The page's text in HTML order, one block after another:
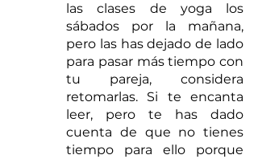
las clases de yoga los
sábados por la mañana,
pero las has dejado de lado
para pasar más tiempo con
tu pareja, considera
retomarlas. Si te encanta
leer, pero te has dado
cuenta de que no tienes
tiempo para ello porque